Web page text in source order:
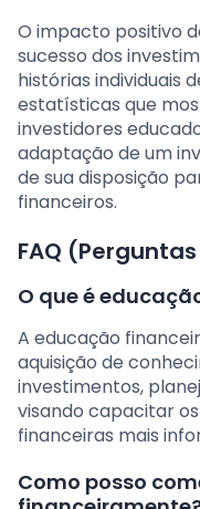
O impacto positivo
sucesso dos
histórias individuais
estatísticas que
investidores
adaptação de um
de sua disposição
financeiros.
FAQ
O que é
A educação
aquisição de
investimentos,
visando capacitar
financeiras mais
Como posso